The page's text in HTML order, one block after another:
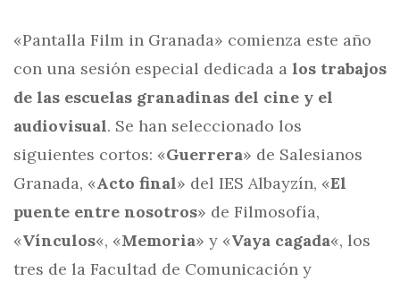
«Pantalla Film in Granada» comienza este año
con una sesión especial dedicada a los trabajos
de las escuelas granadinas del cine y el
audiovisual. Se han seleccionado los
siguientes cortos: «Guerrera» de Salesianos
Granada, «Acto final» del IES Albayzín, «El
puente entre nosotros» de Filmosofía,
«Vínculos«, «Memoria» y «Vaya cagada«, los
tres de la Facultad de Comunicación y